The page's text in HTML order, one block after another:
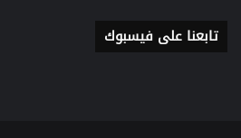
تابعنا على فيسبوك